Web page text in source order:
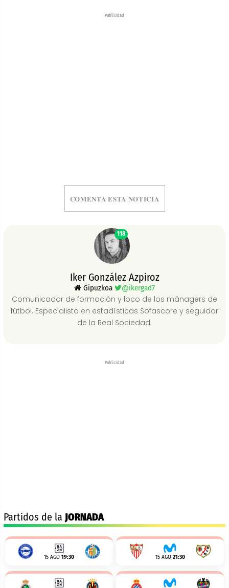
Publicidad
COMENTA ESTA NOTICIA
118
Iker González Azpiroz
Gipuzkoa @ikergad7
Comunicador de formación y loco de los mánagers de
fútbol. Especialista en estadísticas Sofascore y seguidor
de la Real Sociedad.
Publicidad
Partidos de la JORNADA
15 AGO 19:30 15 AGO 21:30